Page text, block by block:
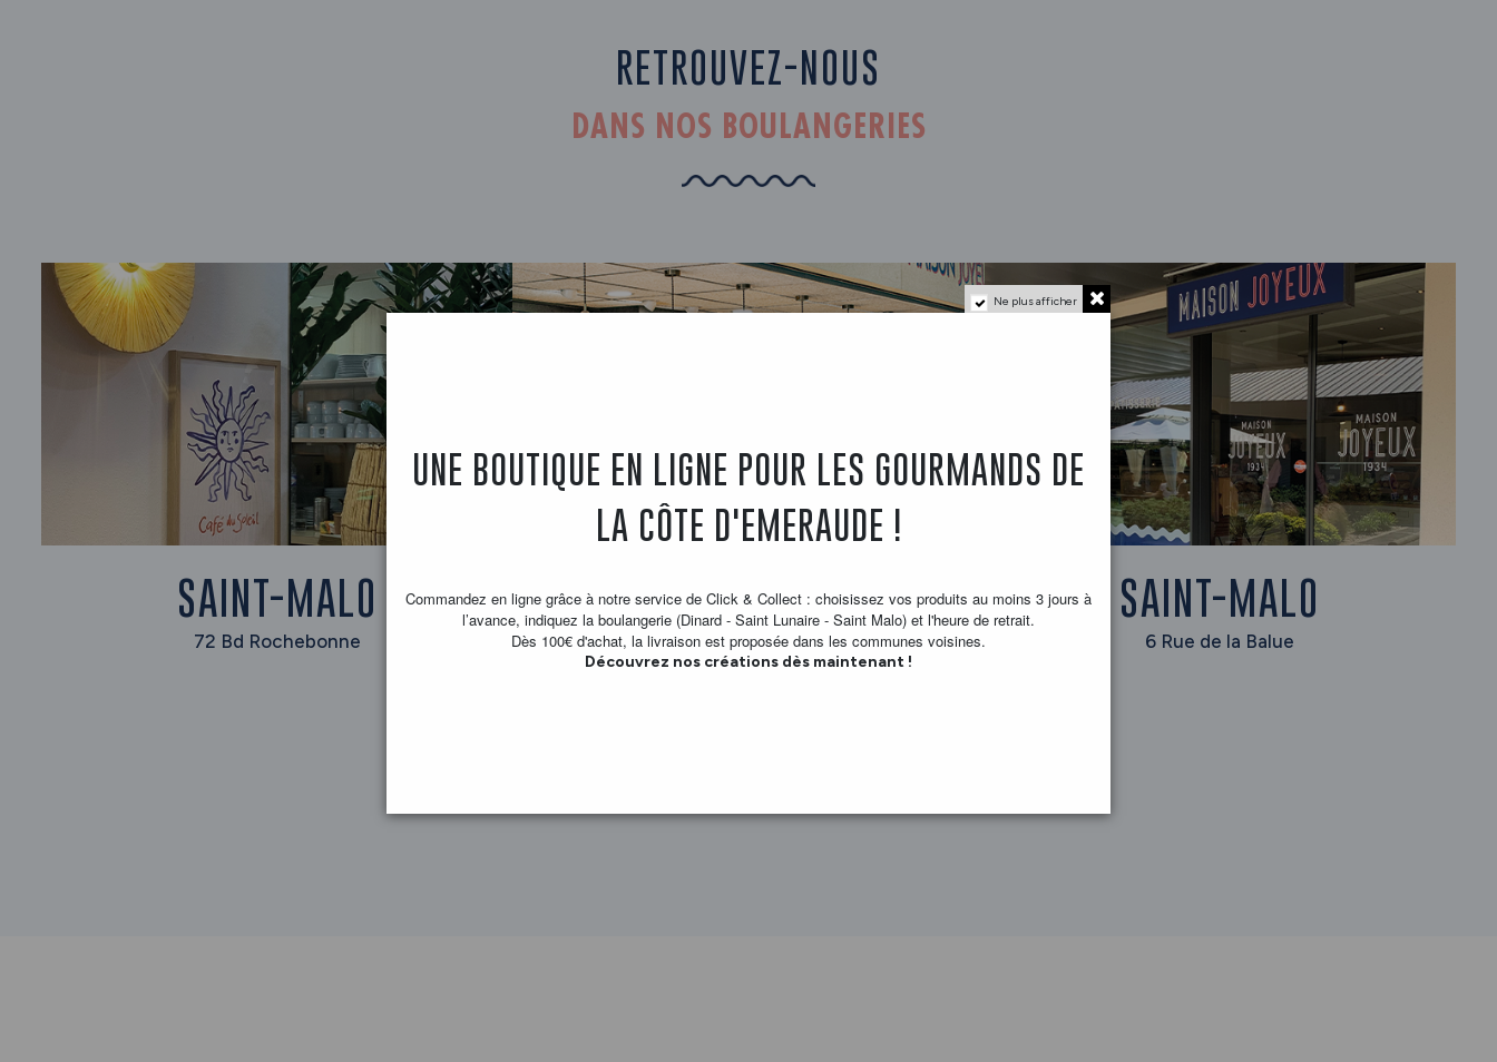
RETROUVEZ-NOUS
DANS NOS BOULANGERIES
SAINT-MALO
72 Bd Rochebonne
SAINT-MALO
Centre commercial La Madeleine
SAINT-MALO
6 Rue de la Balue
Ne plus afficher
UNE BOUTIQUE EN LIGNE POUR LES GOURMANDS DE
LA CÔTE D'EMERAUDE !
Commandez en ligne grâce à notre service de Click & Collect : choisissez vos produits au moins 3 jours à
l’avance, indiquez la boulangerie (Dinard - Saint Lunaire - Saint Malo) et l'heure de retrait.
Dès 100€ d'achat, la livraison est proposée dans les communes voisines.
Découvrez nos créations dès maintenant !